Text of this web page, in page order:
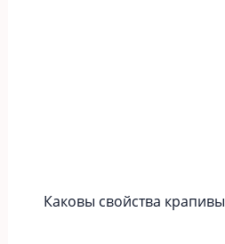
Каковы свойства крапивы